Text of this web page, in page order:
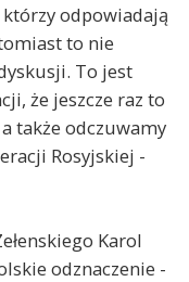
którzy odpowiadają
to nie
To jest
że jeszcze raz to
także odczuwamy
Rosyjskiej -
Karol
odznaczenie -